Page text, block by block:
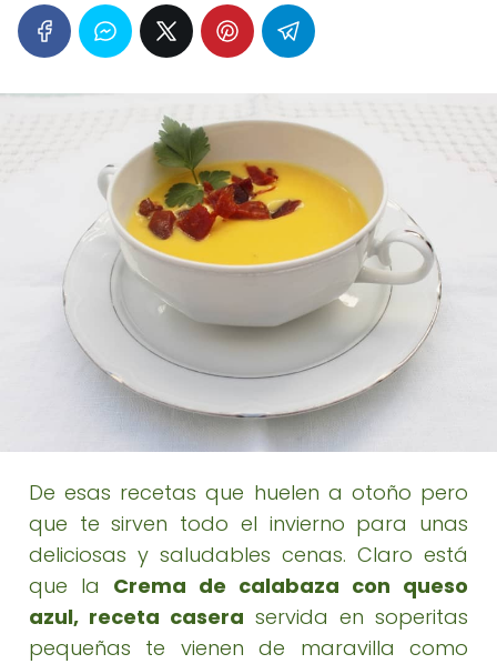
De esas recetas que huelen a otoño pero
que te sirven todo el invierno para unas
deliciosas y saludables cenas. Claro está
que la Crema de calabaza con queso
azul, receta casera servida en soperitas
pequeñas te vienen de maravilla como